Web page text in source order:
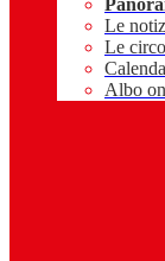
Le
Le
Albo